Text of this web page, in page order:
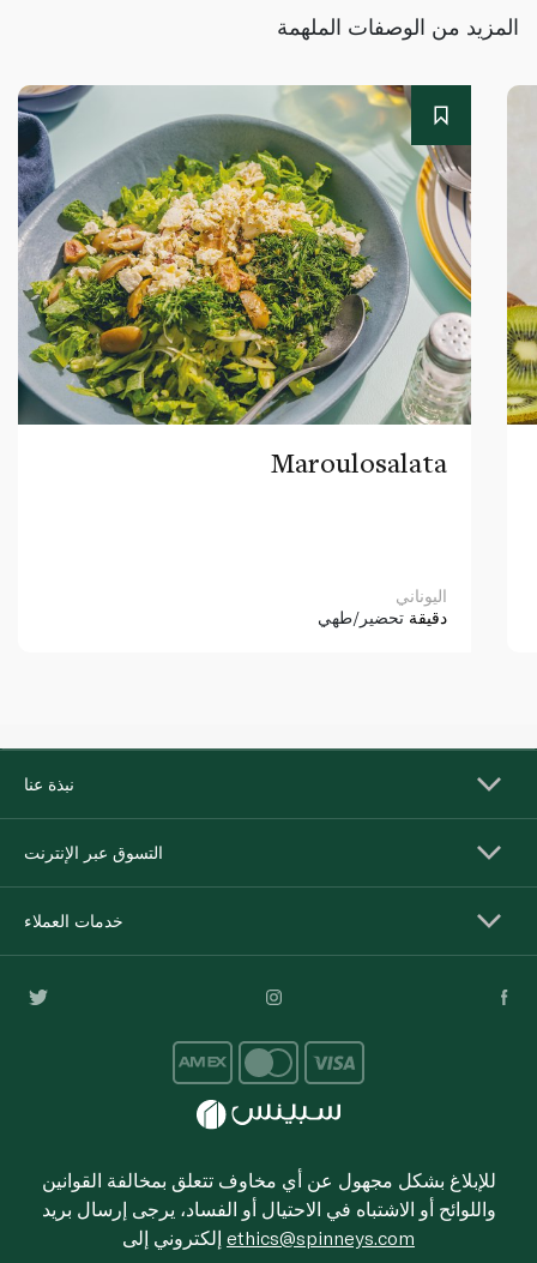
المزيد من الوصفات الملهمة
Maroulosalata
اليوناني
دقيقة تحضير/طهي
نبذة عنا
التسوق عبر الإنترنت
خدمات العملاء
للإبلاغ بشكل مجهول عن أي مخاوف تتعلق بمخالفة القوانين
واللوائح أو الاشتباه في الاحتيال أو الفساد، يرجى إرسال بريد
ethics@spinneys.com